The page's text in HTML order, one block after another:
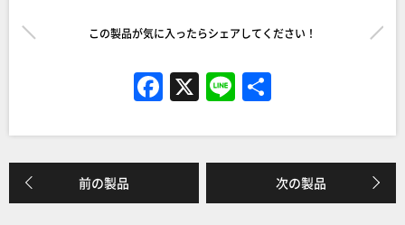
この製品が気に入ったらシェアしてください！
F
c
e
b
X Li
e
前の製品 次の製品